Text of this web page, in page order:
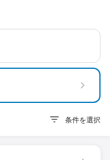
条件を選択